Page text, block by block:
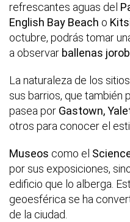
refrescantes aguas del
English Bay Beach o
octubre, podrás tomar
a observar ballenas
La naturaleza de los
sus barrios, que también
pasea por Gastown,
otros para conocer el
Museos como el
por sus exposiciones,
edificio que lo alberga.
geoesférica se ha
de la ciudad.